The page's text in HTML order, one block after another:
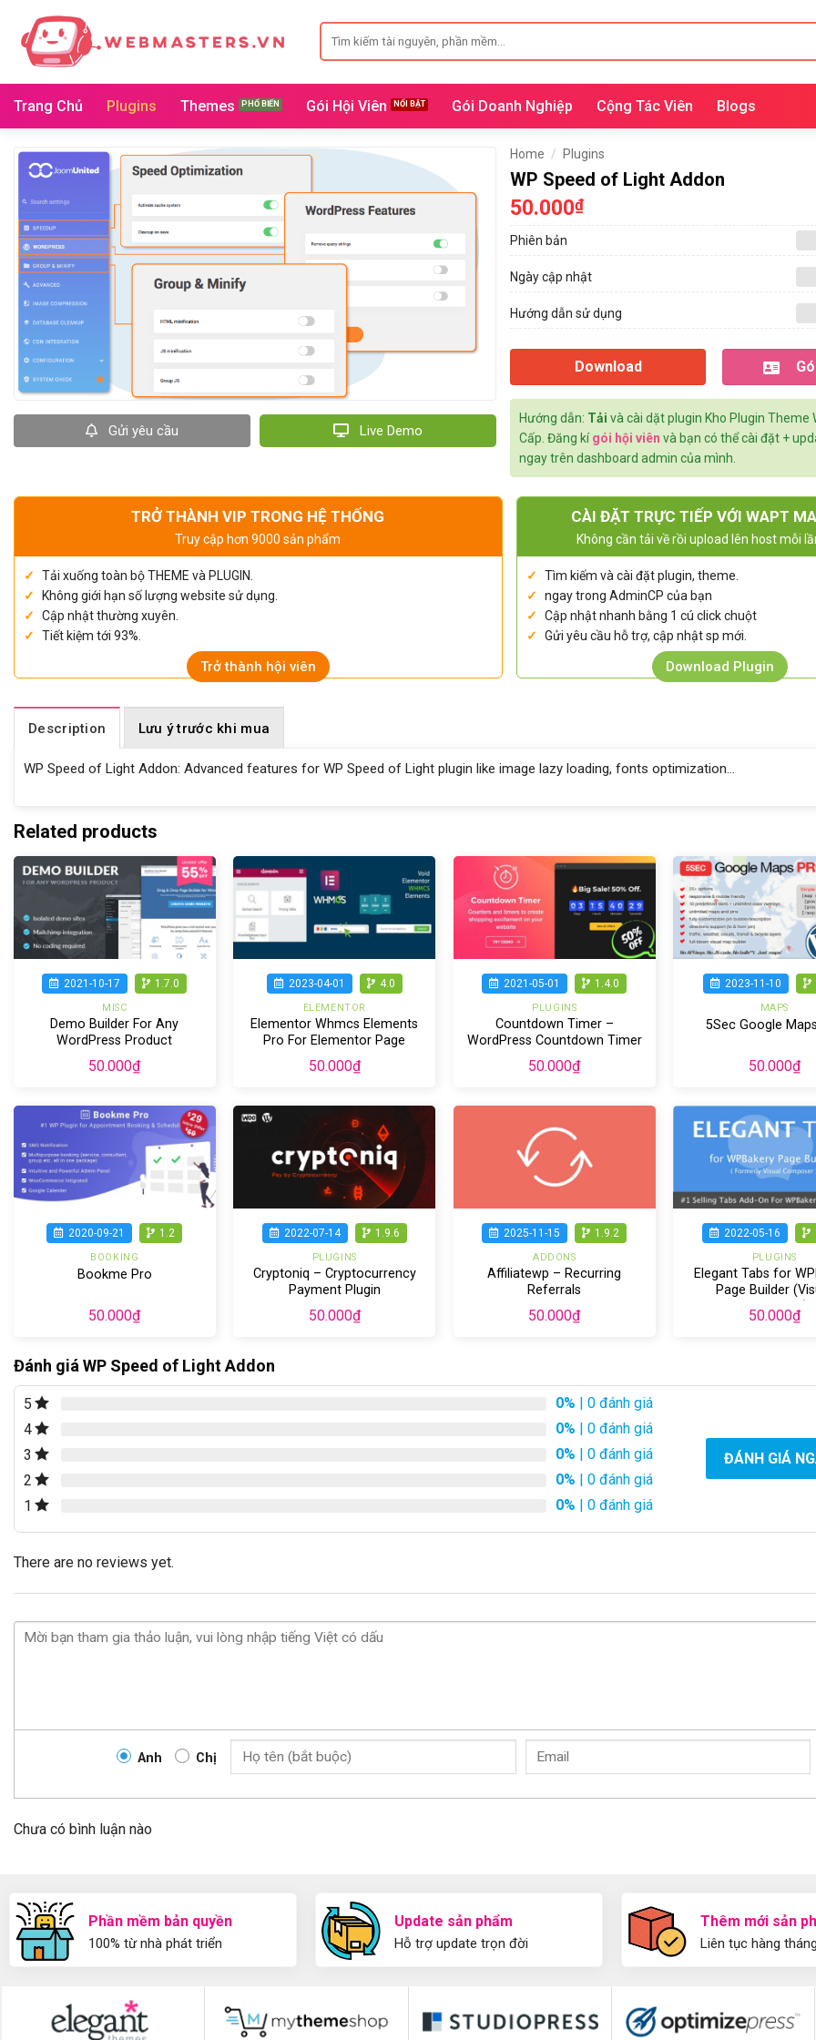
qua
dung
for:
Trang Chủ Plugins Themes Gói Hội Viên Gói Doanh Nghiệp Cộng Tác Viên Blogs
Gửi yêu cầu Live Demo
Home / Plugins
WP Speed of Light Addon
50.000₫
Phiên bản
Ngày cập nhật
Hướng dẫn sử dụng
Download
Hướng dẫn: Tải và cài dặt plugin Kho Plugin Theme
Cấp. Đăng kígói hội viên và bạn có thể cài đặt +
ngay trên dashboard admin của mình.
TRỞ THÀNH VIP TRONG HỆ THỐNG
Truy cập hơn 9000 sản phẩm
Tải xuống toàn bộ THEME và PLUGIN.
Không giới hạn số lượng website sử dụng.
Cập nhật thường xuyên.
Tiết kiệm tới 93%.
Trở thành hội viên
CÀI ĐẶT TRỰC TIẾP VỚI WAPT
Không cần tải về rồi upload lên host mỗi
Tìm kiếm và cài đặt plugin, theme.
ngay trong AdminCP của bạn
Cập nhật nhanh bằng 1 cú click chuột
Gửi yêu cầu hỗ trợ, cập nhật sp mới.
Download Plugin
Description Lưu ý trước khi mua
WP Speed of Light Addon: Advanced features for WP Speed of Light plugin like image lazy loading, fonts optimization…
Related products
2021-10-17 1.7.0
MISC
Demo Builder For Any
WordPress Product
50.000₫
2023-04-01 4.0
ELEMENTOR
Elementor Whmcs Elements
Pro For Elementor Page
Builder
50.000₫
2021-05-01 1.4.0
PLUGINS
Countdown Timer –
WordPress Countdown Timer
plugin
50.000₫
2023-11-10
MAPS
5Sec Google
50.000₫
2020-09-21 1.2
BOOKING
Bookme Pro
50.000₫
2022-07-14 1.9.6
PLUGINS
Cryptoniq – Cryptocurrency
Payment Plugin
50.000₫
2025-11-15 1.9.2
ADDONS
Affiliatewp – Recurring
Referrals
50.000₫
2022-05-16
PLUGINS
Elegant Tabs for
Page Builder
Composer)
50.000₫
Đánh giá WP Speed of Light Addon
5 0% | 0 đánh giá
4
0% | 0 đánh giá
3
0% | 0 đánh giá
2
0% | 0 đánh giá
1
0% | 0 đánh giá
ĐÁNH GIÁ
There are no reviews yet.
Anh Chị
Chưa có bình luận nào
Phần mềm bản quyền
100% từ nhà phát triển
Update sản phẩm
Hỗ trợ update trọn đời
Thêm mới sản
Liên tục hàng tháng